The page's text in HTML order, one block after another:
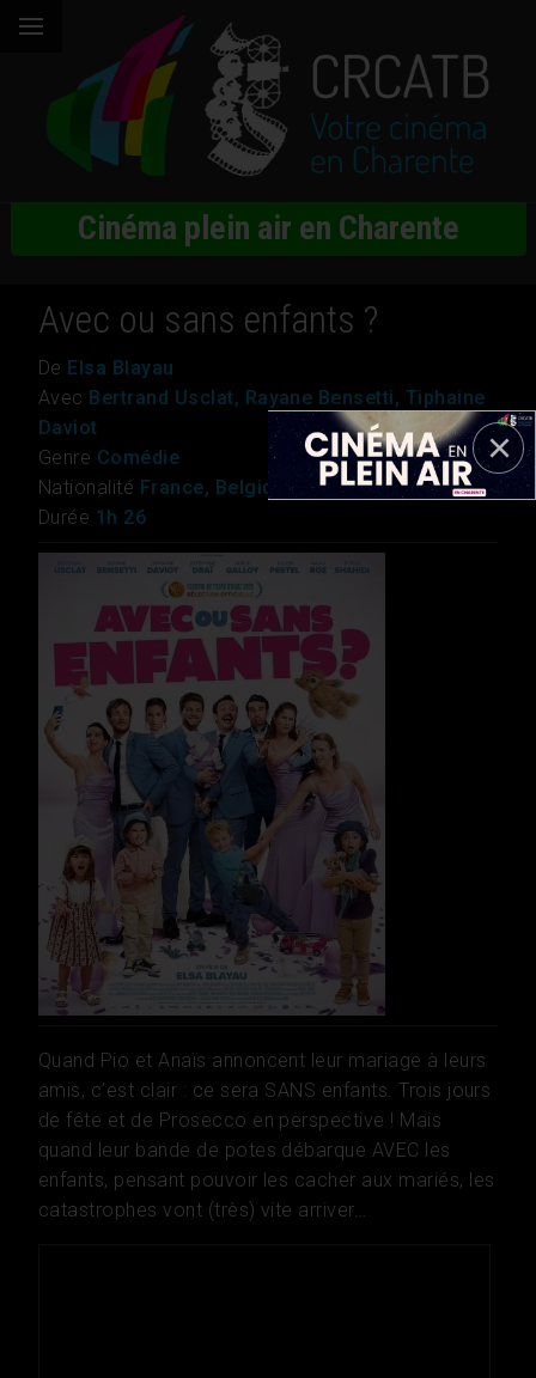
Cinéma plein air en Charente
Avec ou sans enfants ?
De Elsa Blayau
Avec Bertrand Usclat, Rayane Bensetti, Tiphaine
Daviot
Genre Comédie
Nationalité France, Belgique
Durée 1h 26
Quand Pio et Anaïs annoncent leur mariage à leurs
amis, c’est clair : ce sera SANS enfants. Trois jours
de fête et de Prosecco en perspective ! Mais
quand leur bande de potes débarque AVEC les
enfants, pensant pouvoir les cacher aux mariés, les
catastrophes vont (très) vite arriver…